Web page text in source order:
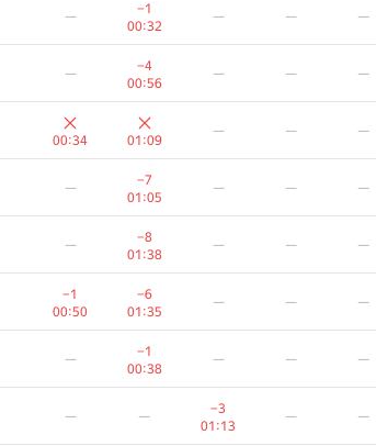
—
−1
00:32
— — —
—
−4
00:56
— — —
00:34 01:09
— — —
—
−7
01:05
— — —
—
−8
01:38
— — —
−1
00:50
−6
01:35
— — —
—
−1
00:38
— — —
— —
−3
01:13
— —